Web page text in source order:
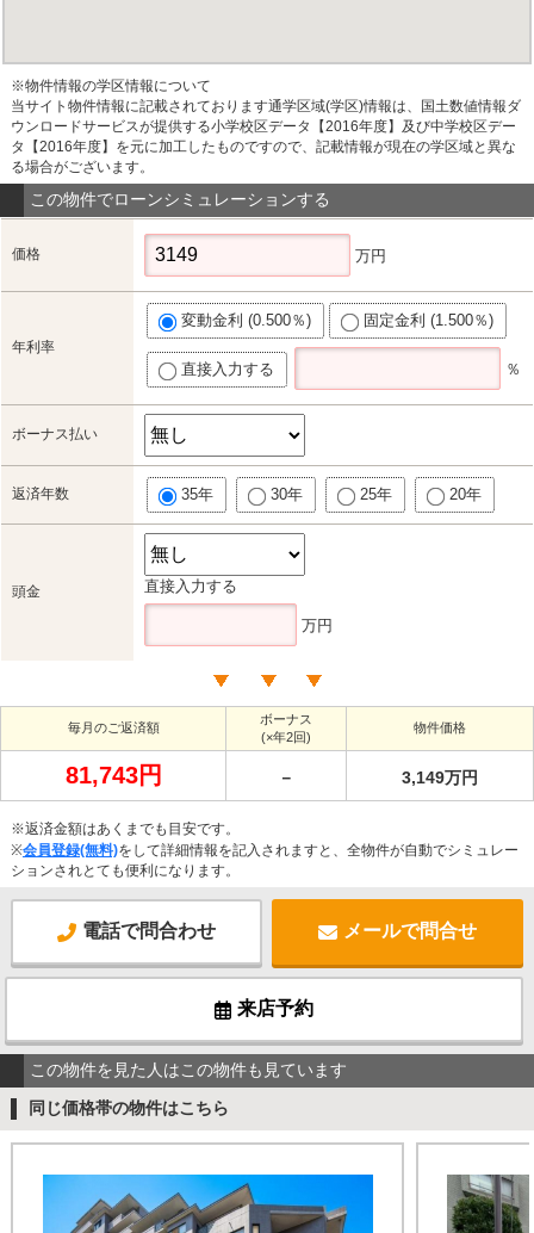
※物件情報の学区情報について
当サイト物件情報に記載されております通学区域(学区)情報は、国土数値情報ダ
ウンロードサービスが提供する小学校区データ【2016年度】及び中学校区デー
タ【2016年度】を元に加工したものですので、記載情報が現在の学区域と異な
る場合がございます。
この物件でローンシミュレーションする
価格 万円
年利率
変動金利 (0.500％) 固定金利 (1.500％)
直接入力する ％
ボーナス払い
返済年数 35年 30年 25年 20年
頭金 直接入力する
万円
毎月のご返済額
ボーナス
(×年2回)
物件価格
81,743円 － 3,149万円
※返済金額はあくまでも目安です。
※会員登録(無料)をして詳細情報を記入されますと、全物件が自動でシミュレー
ションされとても便利になります。
電話で問合わせ メールで問合せ
来店予約
この物件を見た人はこの物件も見ています
同じ価格帯の物件はこちら